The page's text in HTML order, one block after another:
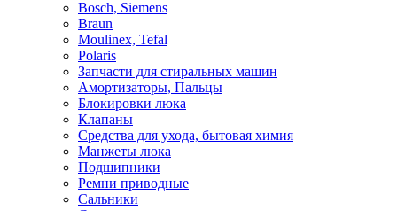
Bosch, Siemens
Braun
Moulinex, Tefal
Polaris
Запчасти для стиральных машин
Амортизаторы, Пальцы
Блокировки люка
Клапаны
Средства для ухода, бытовая химия
Манжеты люка
Подшипники
Ремни приводные
Сальники